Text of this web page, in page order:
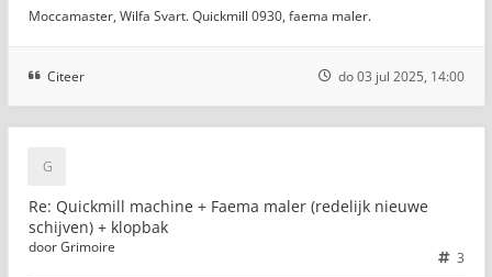
Moccamaster, Wilfa Svart. Quickmill 0930, faema maler.
Citeer do 03 jul 2025, 14:00
Re: Quickmill machine + Faema maler (redelijk nieuwe
schijven) + klopbak
3
doorGrimoire